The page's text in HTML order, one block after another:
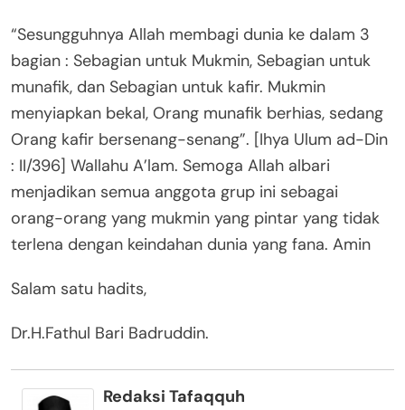
“Sesungguhnya Allah membagi dunia ke dalam 3
bagian : Sebagian untuk Mukmin, Sebagian untuk
munafik, dan Sebagian untuk kafir. Mukmin
menyiapkan bekal, Orang munafik berhias, sedang
Orang kafir bersenang-senang”. [Ihya Ulum ad-Din
: II/396] Wallahu A’lam. Semoga Allah albari
menjadikan semua anggota grup ini sebagai
orang-orang yang mukmin yang pintar yang tidak
terlena dengan keindahan dunia yang fana. Amin
Salam satu hadits,
Dr.H.Fathul Bari Badruddin.
Redaksi Tafaqquh